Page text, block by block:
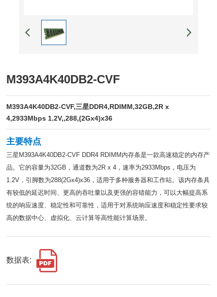
M393A4K40DB2-CVF
M393A4K40DB2-CVF,三星DDR4,RDIMM,32GB,2R x
4,2933Mbps 1.2V,,288,(2Gx4)x36
主要特点
三星M393A4K40DB2-CVF DDR4 RDIMM内存条是一款高速稳定的内存产
品。它的容量为32GB，通道数为2R x 4，速率为2933Mbps，电压为
1.2V，引脚数为288(2Gx4)x36，适用于多种服务器和工作站。该内存条具
有较低的延迟时间、更高的吞吐量以及更强的容错能力，可以大幅提高系
统的响应速度、稳定性和可靠性，适用于对系统响应速度和稳定性要求较
高的数据中心、虚拟化、云计算等高性能计算场景。
数据表: